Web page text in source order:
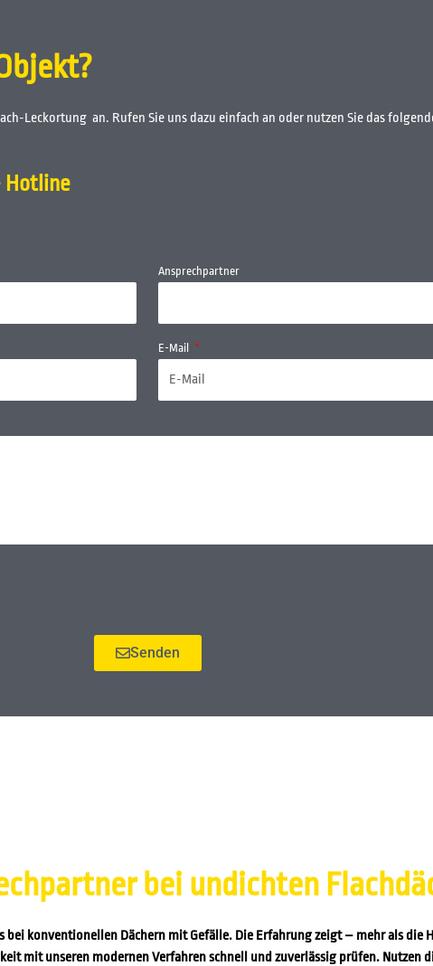
Leckortung an. Rufen Sie uns dazu einfach an oder nutzen Sie das
Hotline
Ansprechpartner
E-Mail
Senden
bei undichten
konventionellen Dächern mit Gefälle. Die Erfahrung zeigt – mehr als die
mit unseren modernen Verfahren schnell und zuverlässig prüfen. Nutzen